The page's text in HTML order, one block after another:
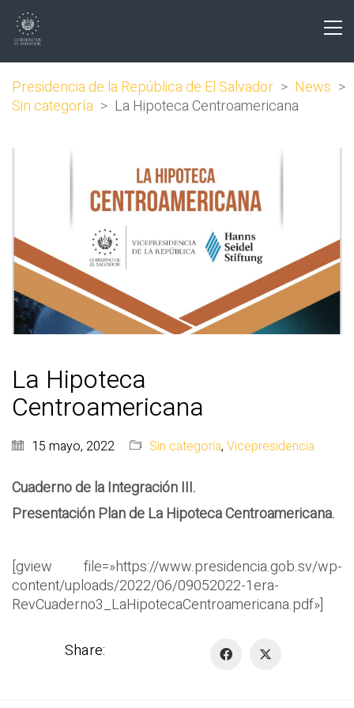
Presidencia de la República de El Salvador > News >
Sin categoría > La Hipoteca Centroamericana
La Hipoteca
Centroamericana
15 mayo, 2022 Sin categoría, Vicepresidencia
Cuaderno de la Integración III.
Presentación Plan de La Hipoteca Centroamericana.
[gview file=»https://www.presidencia.gob.sv/wp-
content/uploads/2022/06/09052022-1era-
RevCuaderno3_LaHipotecaCentroamericana.pdf»]
Share: